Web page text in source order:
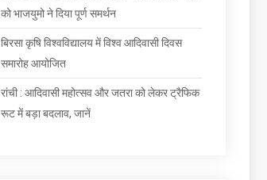
को भाजयुमो ने द‍िया पूर्ण समर्थन
बिरसा कृषि विश्वविद्यालय में विश्व आदिवासी दिवस
समारोह आयोजित
रांची : आदिवासी महोत्सव और जतरा को लेकर ट्रैफिक
रूट में बड़ा बदलाव, जानें